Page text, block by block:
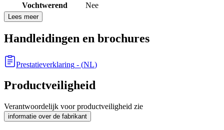
Vochtwerend
Nee
Lees meer
Handleidingen en brochures
Prestatieverklaring - (NL)
Productveiligheid
Verantwoordelijk voor productveiligheid zie
informatie over de fabrikant